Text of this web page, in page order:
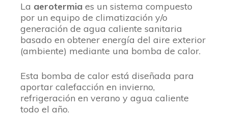
La aerotermia es un sistema compuesto
por un equipo de climatización y/o
generación de agua caliente sanitaria
basado en obtener energía del aire exterior
(ambiente) mediante una bomba de calor.
Esta bomba de calor está diseñada para
aportar calefacción en invierno,
refrigeración en verano y agua caliente
todo el año.